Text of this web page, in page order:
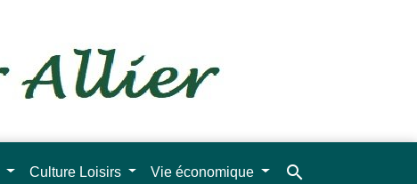
Culture Loisirs Vie économique search